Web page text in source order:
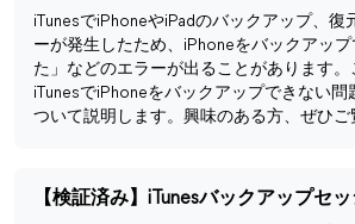
iTunesでiPhoneやiPadのバックアップ、復
ーが発生したため、iPhoneをバックアッ
た」などのエラーが出ることがあります。
iTunesでiPhoneをバックアップできない問
ついて説明します。興味のある方、ぜひご